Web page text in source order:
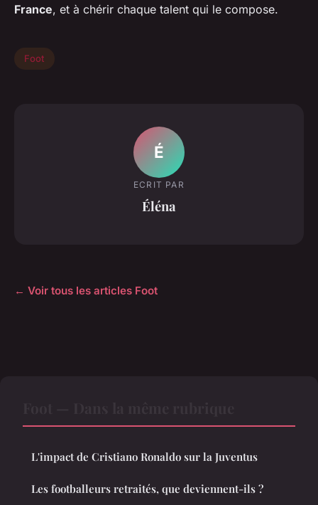
France, et à chérir chaque talent qui le compose.
Foot
É
ECRIT PAR
Éléna
← Voir tous les articles Foot
L'impact de Cristiano Ronaldo sur la Juventus
Les footballeurs retraités, que deviennent-ils ?